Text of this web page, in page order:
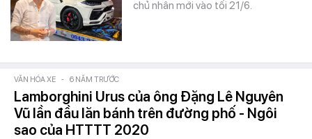
chủ nhân mới vào tối 21/6.
VĂN HÓA XE - 6 NĂM TRƯỚC
Lamborghini Urus của ông Đặng Lê Nguyên
Vũ lần đầu lăn bánh trên đường phố - Ngôi
sao của HTTTT 2020